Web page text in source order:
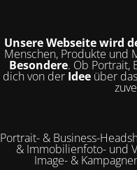
Unsere Webseite wird
Menschen, Produkte und
Besondere. Ob Portrait,
dich von der Idee über das
Portrait- & Business-
& Immobilienfoto- und
Image- &